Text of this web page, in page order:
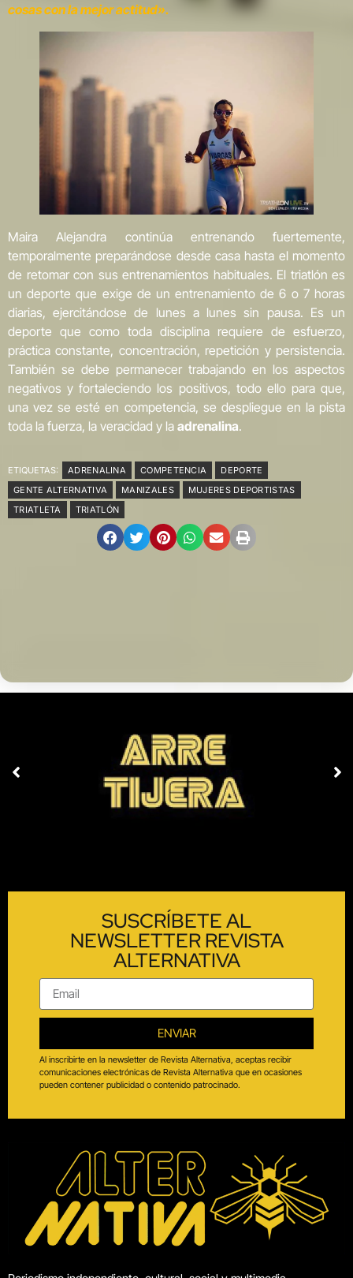
cosas con la mejor actitud».
Maira Alejandra continúa entrenando fuertemente,
temporalmente preparándose desde casa hasta el momento
de retomar con sus entrenamientos habituales. El triatlón es
un deporte que exige de un entrenamiento de 6 o 7 horas
diarias, ejercitándose de lunes a lunes sin pausa. Es un
deporte que como toda disciplina requiere de esfuerzo,
práctica constante, concentración, repetición y persistencia.
También se debe permanecer trabajando en los aspectos
negativos y fortaleciendo los positivos, todo ello para que,
una vez se esté en competencia, se despliegue en la pista
toda la fuerza, la veracidad y la adrenalina.
ETIQUETAS: ADRENALINA COMPETENCIA
DEPORTE
GENTE ALTERNATIVA
MANIZALES
MUJERES DEPORTISTAS
TRIATLETA
TRIATLÓN
SUSCRÍBETE AL
NEWSLETTER REVISTA
ALTERNATIVA
ENVIAR
Al inscribirte en la newsletter de Revista Alternativa, aceptas recibir
comunicaciones electrónicas de Revista Alternativa que en ocasiones
pueden contener publicidad o contenido patrocinado.